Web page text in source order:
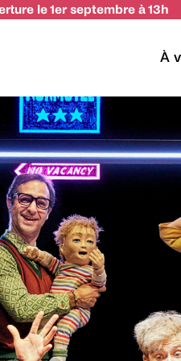
le 1er septembre à 13h
À